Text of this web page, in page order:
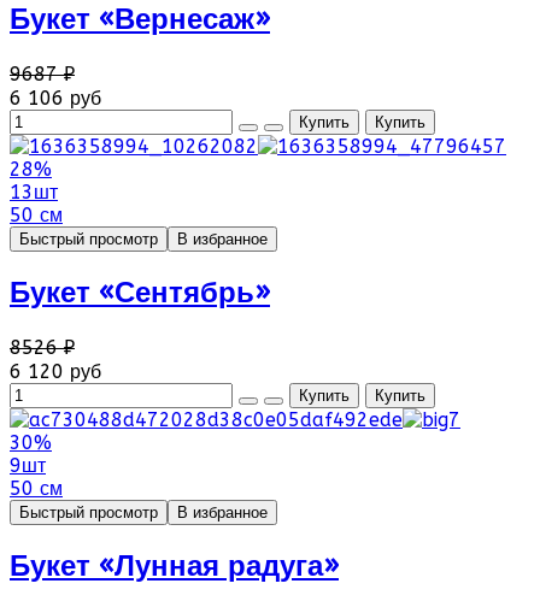
Букет «Вернесаж»
9687 ₽
6 106 руб
28%
13шт
50 см
Быстрый просмотр В избранное
Букет «Сентябрь»
8526 ₽
6 120 руб
30%
9шт
50 см
Быстрый просмотр В избранное
Букет «Лунная радуга»